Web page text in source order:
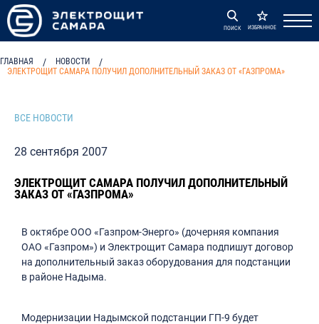
ПОИСК ИЗБРАННОЕ
ГЛАВНАЯ / НОВОСТИ /
ЭЛЕКТРОЩИТ САМАРА ПОЛУЧИЛ ДОПОЛНИТЕЛЬНЫЙ ЗАКАЗ ОТ «ГАЗПРОМА»
ВСЕ НОВОСТИ
28 сентября 2007
ЭЛЕКТРОЩИТ САМАРА ПОЛУЧИЛ ДОПОЛНИТЕЛЬНЫЙ
ЗАКАЗ ОТ «ГАЗПРОМА»
В октябре ООО «Газпром-Энерго» (дочерняя компания
ОАО «Газпром») и Электрощит Самара подпишут договор
на дополнительный заказ оборудования для подстанции
в районе Надыма.
Модернизации Надымской подстанции ГП-9 будет